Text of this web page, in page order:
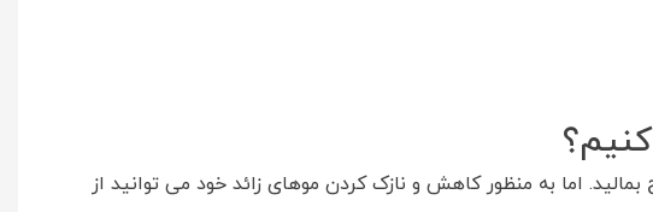
اما به منظور کاهش و نازک کردن موهای زائد خود می توانید از